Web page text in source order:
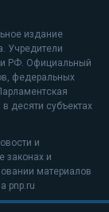
издание
Учредители
РФ. Официальный
федеральных
в десяти субъектах
и
законах и
материалов
pnp.ru